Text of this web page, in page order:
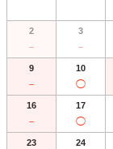
2
－
3
－
9
－
10
◯
16
－
17
◯
23 24